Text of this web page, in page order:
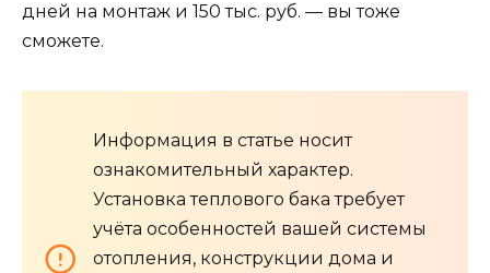
дней на монтаж и 150 тыс. руб. — вы тоже
сможете.
Информация в статье носит
ознакомительный характер.
Установка теплового бака требует
учёта особенностей вашей системы
отопления, конструкции дома и